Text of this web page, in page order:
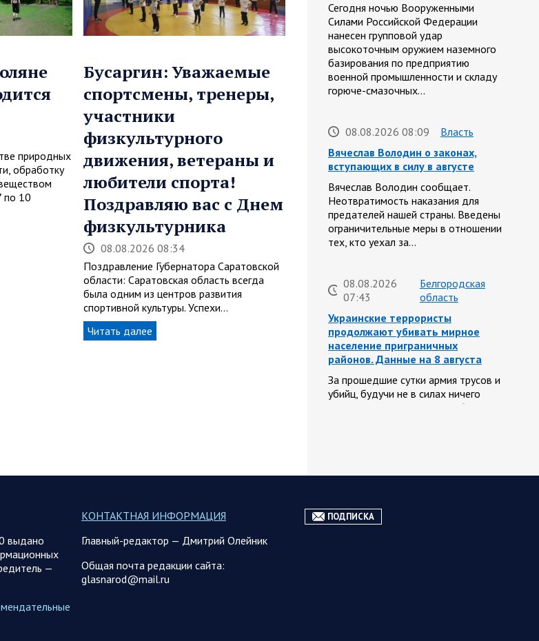
природных
обработку
по 10
Бусаргин: Уважаемые
спортсмены, тренеры,
участники
физкультурного
движения, ветераны и
любители спорта!
Поздравляю вас с Днем
физкультурника
08.08.2026 08:34
Поздравление Губернатора Саратовской
области: Саратовская область всегда
была одним из центров развития
спортивной культуры. Успехи…
Читать далее
Сегодня ночью Вооруженными
Силами Российской Федерации
нанесен групповой удар
высокоточным оружием наземного
базирования по предприятию
военной промышленности и складу
горюче-смазочных…
08.08.2026 08:09
Власть
Вячеслав Володин о законах,
вступающих в силу в августе
Вячеслав Володин сообщает.
Неотвратимость наказания для
предателей нашей страны. Введены
ограничительные меры в отношении
тех, кто уехал за…
08.08.2026
07:43
Белгородская
область
Украинские террористы
продолжают убивать мирное
население приграничных
районов. Данные на 8 августа
За прошедшие сутки армия трусов и
убийц, будучи не в силах ничего
противопоставить на поле боя,
08.08.2026
Спецоперация
Сводка на утро 8 августа 2026
года от Двух майоров
выдано
—
КОНТАКТНАЯ ИНФОРМАЦИЯ
Главный-редактор — Дмитрий Олейник
Общая почта редакции сайта:
glasnarod@mail.ru
ПОДПИСКА